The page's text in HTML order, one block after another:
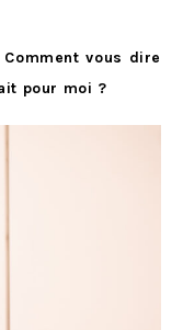
Comment vous dire
pour moi ?